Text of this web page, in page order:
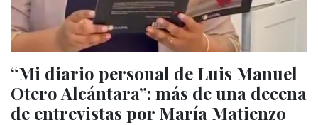
“Mi diario personal de Luis Manuel
Otero Alcántara”: más de una decena
de entrevistas por María Matienzo